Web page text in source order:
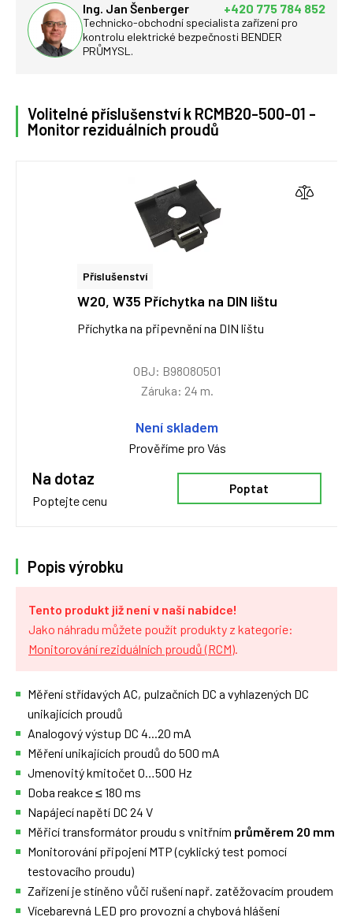
Ing. Jan Šenberger +420 775 784 852
Technicko-obchodní specialista zařízení pro
kontrolu elektrické bezpečnosti BENDER
PRŮMYSL.
Volitelné příslušenství k RCMB20-500-01 -
Monitor reziduálních proudů
Příslušenství
W20, W35 Příchytka na DIN lištu
Příchytka na připevnění na DIN lištu
OBJ: B98080501
Záruka: 24 m.
Není skladem
Prověříme pro Vás
Na dotaz
Poptejte cenu
Poptat
Popis výrobku
Tento produkt již není v naší nabídce!
Jako náhradu můžete použít produkty z kategorie:
Monitorování reziduálních proudů (RCM).
Měření střídavých AC, pulzačních DC a vyhlazených DC
unikajících proudů
Analogový výstup DC 4...20 mA
Měření unikajících proudů do 500 mA
Jmenovitý kmitočet 0…500 Hz
Doba reakce ≤ 180 ms
Napájecí napětí DC 24 V
Měřicí transformátor proudu s vnitřním průměrem 20 mm
Monitorování připojení MTP (cyklický test pomocí
testovacího proudu)
Zařízení je stíněno vůči rušení např. zatěžovacím proudem
Vícebarevná LED pro provozní a chybová hlášení